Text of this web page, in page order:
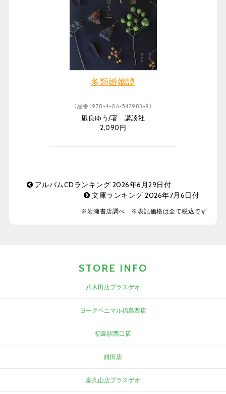
多類婚姻譚
（品番：978-4-06-542983-9）
凪良ゆう/著 講談社
2,090円
アルバムCDランキング 2026年6月29日付
文庫ランキング 2026年7月6日付
※岩瀬書店調べ ※表記価格は全て税込です
STORE INFO
八木田店プラスゲオ
ヨークベニマル福島西店
福島駅西口店
鎌田店
富久山店プラスゲオ